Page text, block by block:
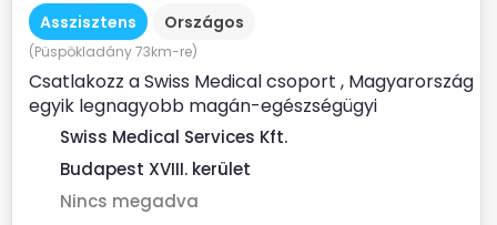
Asszisztens Országos
(Püspökladány 73km-re)
Csatlakozz a Swiss Medical csoport , Magyarország
egyik legnagyobb magán-egészségügyi
szolgáltatójához ...
Swiss Medical Services Kft.
Budapest XVIII. kerület
Nincs megadva